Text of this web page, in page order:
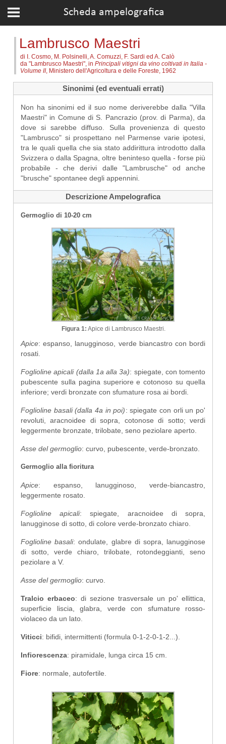
Scheda ampelografica
Lambrusco Maestri
di I. Cosmo, M. Polsinelli, A. Comuzzi, F. Sardi ed A. Calò
da "Lambrusco Maestri", in Principali vitigni da vino coltivati in Italia -
Volume II, Ministero dell'Agricoltura e delle Foreste, 1962
Sinonimi (ed eventuali errati)
Non ha sinonimi ed il suo nome deriverebbe dalla "Villa
Maestri" in Comune di S. Pancrazio (prov. di Parma), da
dove si sarebbe diffuso. Sulla provenienza di questo
"Lambrusco" si prospettano nel Parmense varie ipotesi,
tra le quali quella che sia stato addirittura introdotto dalla
Svizzera o dalla Spagna, oltre beninteso quella - forse più
probabile - che derivi dalle "Lambrusche" od anche
"brusche" spontanee degli appennini.
Descrizione Ampelografica
Germoglio di 10-20 cm
Figura 1: Apice di Lambrusco Maestri.
Apice: espanso, lanugginoso, verde biancastro con bordi
rosati.
Foglioline apicali (dalla 1a alla 3a): spiegate, con tomento
pubescente sulla pagina superiore e cotonoso su quella
inferiore; verdi bronzate con sfumature rosa ai bordi.
Foglioline basali (dalla 4a in poi): spiegate con orli un po'
revoluti, aracnoidee di sopra, cotonose di sotto; verdi
leggermente bronzate, trilobate, seno peziolare aperto.
Asse del germoglio: curvo, pubescente, verde-bronzato.
Germoglio alla fioritura
Apice: espanso, lanugginoso, verde-biancastro,
leggermente rosato.
Foglioline apicali: spiegate, aracnoidee di sopra,
lanugginose di sotto, di colore verde-bronzato chiaro.
Foglioline basali: ondulate, glabre di sopra, lanugginose
di sotto, verde chiaro, trilobate, rotondeggianti, seno
peziolare a V.
Asse del germoglio: curvo.
Tralcio erbaceo: di sezione trasversale un po' ellittica,
superficie liscia, glabra, verde con sfumature rosso-
violaceo da un lato.
Viticci: bifidi, intermittenti (formula 0-1-2-0-1-2...).
Infiorescenza: piramidale, lunga circa 15 cm.
Fiore: normale, autofertile.